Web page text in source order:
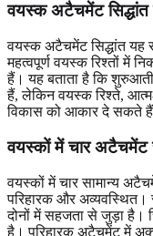
वयस्क अटैचमेंट सिद्धांत
वयस्क अटैचमेंट सिद्धांत यह
महत्वपूर्ण वयस्क रिश्तों में
हैं। यह बताता है कि
हैं, लेकिन वयस्क रिश्ते,
विकास को आकार दे सकते
वयस्कों में चार अटैचमेंट
वयस्कों में चार सामान्य
परिहारक और अव्यवस्थित।
दोनों में सहजता से जुड़ा है।
है। परिहारक अटैचमेंट में